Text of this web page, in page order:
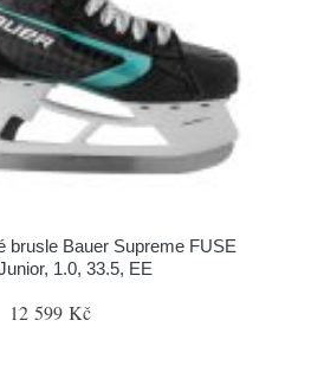
brusle Bauer Supreme FUSE
1.0, 33.5, EE
12 599 Kč